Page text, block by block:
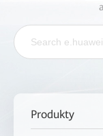
Produkty